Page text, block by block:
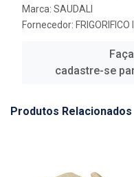
Marca: SAUDALI
Fornecedor:
cadastre-se
Produtos Relacionados